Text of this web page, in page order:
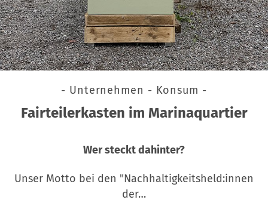
- Unternehmen - Konsum -
Fairteilerkasten im Marinaquartier
Wer steckt dahinter?
Unser Motto bei den "Nachhaltigkeitsheld:innen
der…